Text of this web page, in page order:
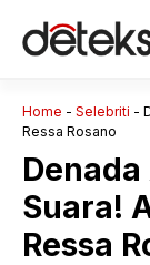
Home - Selebriti -
Ressa Rosano
Suara!
Ressa